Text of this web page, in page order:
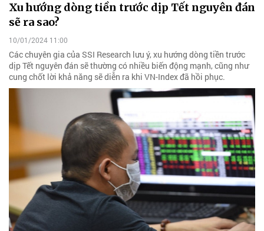
Xu hướng dòng tiền trước dịp Tết nguyên đán
sẽ ra sao?
10/01/2024 11:00
Các chuyên gia của SSI Research lưu ý, xu hướng dòng tiền trước
dịp Tết nguyên đán sẽ thường có nhiều biến động mạnh, cũng như
cung chốt lời khả năng sẽ diễn ra khi VN-Index đã hồi phục.